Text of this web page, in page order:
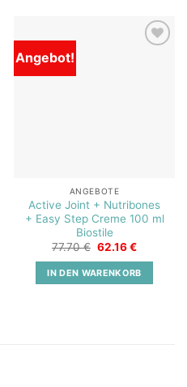
Angebot!
ANGEBOTE
Active Joint + Nutribones
+ Easy Step Creme 100 ml
Biostile
77.70€ Ursprünglicher
war:
77.70 €
62.16€Aktueller
ist:
62.16 €.
IN DEN WARENKORB